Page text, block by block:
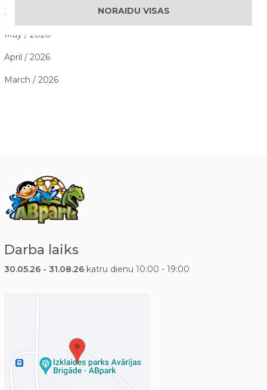
June / 2026
May / 2026
April / 2026
March / 2026
Darba laiks
30.05.26 - 31.08.26 katru dienu 10:00 - 19:00
NORAIDU VISAS